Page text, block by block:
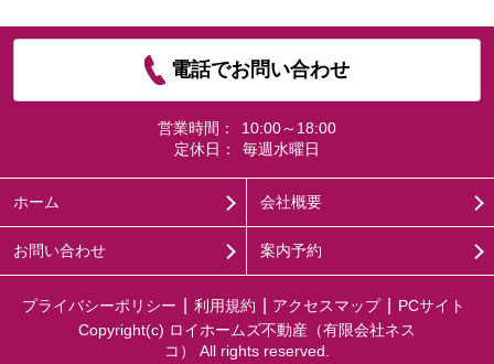
電話でお問い合わせ
営業時間：
10:00～18:00
定休日：
毎週水曜日
ホーム 会社概要
お問い合わせ 案内予約
プライバシーポリシー 利用規約 アクセスマップ
PCサイト
Copyright(c) ロイホームズ不動産（有限会社ネス
コ） All rights reserved.